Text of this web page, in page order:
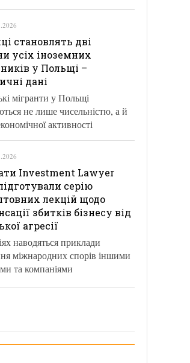
становлять дві
усіх іноземних
у Польщі –
дані
мігранти у Польщі
не лише чисельністю, а й
активності
Investment Lawyer
серію
лекцій щодо
збитків бізнесу від
агресії
наводяться приклади
міжнародних спорів іншими
та компаніями